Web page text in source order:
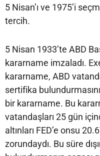
5 Nisan’ı ve 1975’i
tercih.
5 Nisan 1933’te ABD
kararname imzaladı.
kararname, ABD
sertifika
bir kararname. Bu
vatandaşları 25 gün
altınları FED’e onsu
zorundaydı. Bu süre